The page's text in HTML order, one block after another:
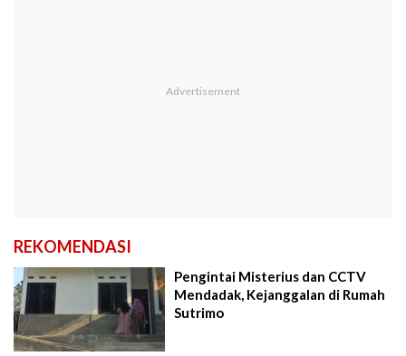
REKOMENDASI
Pengintai Misterius dan CCTV
Mendadak, Kejanggalan di Rumah
Sutrimo